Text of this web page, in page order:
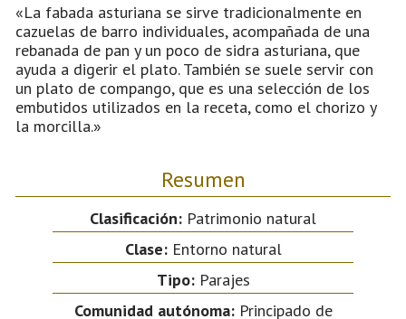
«La fabada asturiana se sirve tradicionalmente en
cazuelas de barro individuales, acompañada de una
rebanada de pan y un poco de sidra asturiana, que
ayuda a digerir el plato. También se suele servir con
un plato de compango, que es una selección de los
embutidos utilizados en la receta, como el chorizo y
la morcilla.»
Resumen
Clasificación: Patrimonio natural
Clase:Entorno natural
Tipo:Parajes
Comunidad autónoma:Principado de